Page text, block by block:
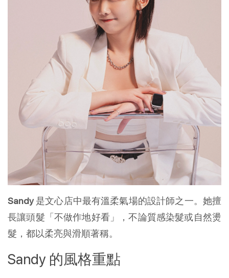
Sandy是文心店中最有溫柔氣場的設計師之一。她擅
長讓頭髮「不做作地好看」，不論質感染髮或自然燙
髮，都以柔亮與滑順著稱。
Sandy 的風格重點